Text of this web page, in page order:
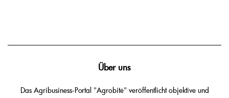
Über uns
Das Agribusiness-Portal "Agrobitė" veröffentlicht objektive und